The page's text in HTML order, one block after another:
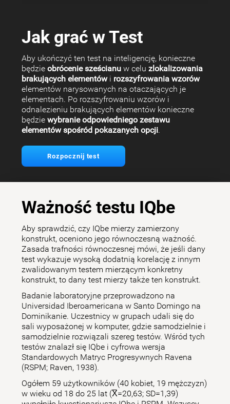
Jak grać w Test
Aby ukończyć ten test na inteligencję, konieczne
będzieobrócenie sześcianu w celuzlokalizowania
brakujących elementówi rozszyfrowania wzorów
elementów narysowanych na otaczających je
elementach. Po rozszyfrowaniu wzorów i
odnalezieniu brakujących elementów konieczne
będziewybranie odpowiedniego zestawu
elementów spośród pokazanych opcji.
Rozpocznij test
Ważność testu IQbe
Aby sprawdzić, czy IQbe mierzy zamierzony
konstrukt, oceniono jego równoczesną ważność.
Zasada trafności równoczesnej mówi, że jeśli dany
test wykazuje wysoką dodatnią korelację z innym
zwalidowanym testem mierzącym konkretny
konstrukt, to dany test mierzy także ten konstrukt.
Badanie laboratoryjne przeprowadzono na
Universidad Iberoamericana w Santo Domingo na
Dominikanie. Uczestnicy w grupach udali się do
sali wyposażonej w komputer, gdzie samodzielnie i
samodzielnie rozwiązali szereg testów. Wśród tych
testów znalazł się IQbe i cyfrowa wersja
Standardowych Matryc Progresywnych Ravena
(RSPM; Raven, 1938).
Ogółem 59 użytkowników (40 kobiet, 19 mężczyzn)
w wieku od 18 do 25 lat (X̅=20,63; SD=1,39)